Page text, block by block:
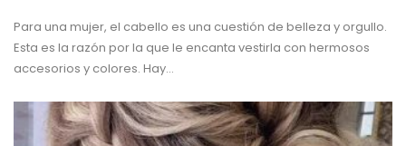
Para una mujer, el cabello es una cuestión de belleza y orgullo.
Esta es la razón por la que le encanta vestirla con hermosos
accesorios y colores. Hay…